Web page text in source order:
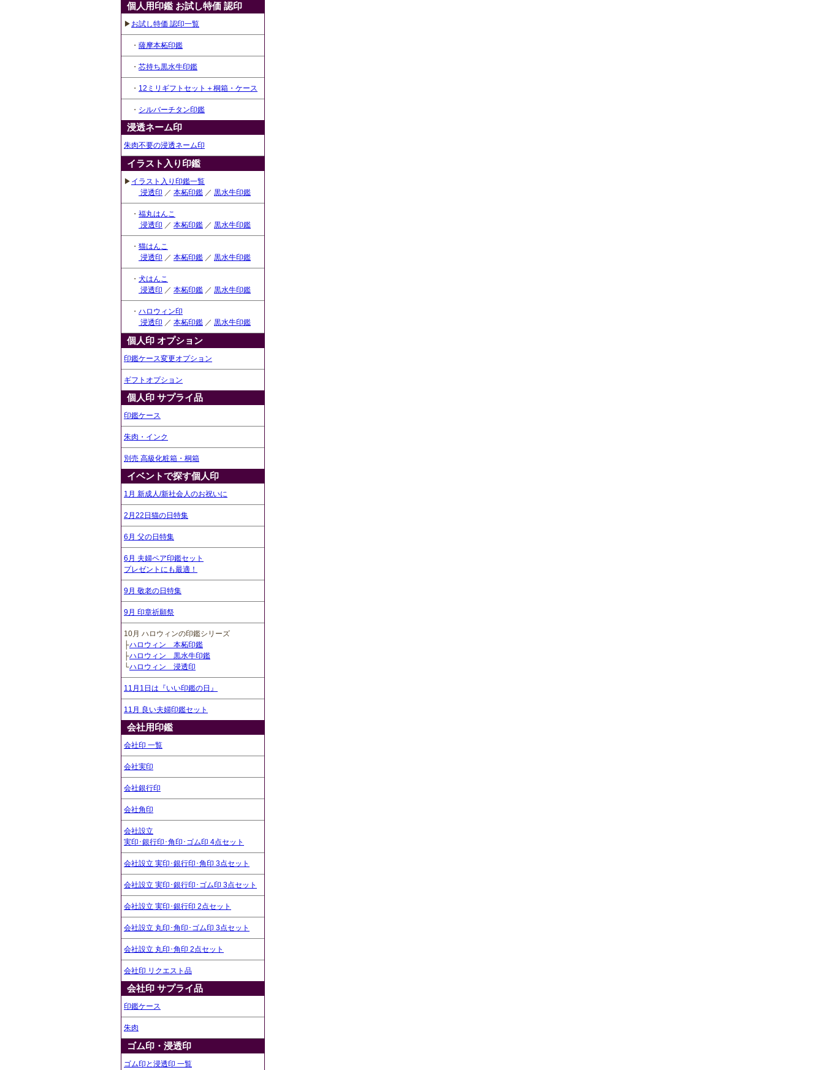
個人用印鑑 お試し特価 認印
▶ お試し特価 認印一覧
・ 薩摩本柘印鑑
・ 芯持ち黒水牛印鑑
・ 12ミリギフトセット＋桐箱・ケース
・ シルバーチタン印鑑
浸透ネーム印
朱肉不要の浸透ネーム印
イラスト入り印鑑
▶ イラスト入り印鑑一覧
浸透印 ／ 本柘印鑑 ／ 黒水牛印鑑
・ 福丸はんこ
浸透印 ／ 本柘印鑑 ／ 黒水牛印鑑
・ 猫はんこ
浸透印 ／ 本柘印鑑 ／ 黒水牛印鑑
・ 犬はんこ
浸透印 ／ 本柘印鑑 ／ 黒水牛印鑑
・ ハロウィン印
浸透印 ／ 本柘印鑑 ／ 黒水牛印鑑
個人印 オプション
印鑑ケース変更オプション
ギフトオプション
個人印 サプライ品
印鑑ケース
朱肉・インク
別売 高級化粧箱・桐箱
イベントで探す個人印
1月 新成人/新社会人のお祝いに
2月22日猫の日特集
6月 父の日特集
6月 夫婦ペア印鑑セット
プレゼントにも最適！
9月 敬老の日特集
9月 印章祈願祭
10月 ハロウィンの印鑑シリーズ
├ハロウィン 本柘印鑑
├ハロウィン 黒水牛印鑑
└ハロウィン 浸透印
11月1日は『いい印鑑の日』
11月 良い夫婦印鑑セット
会社用印鑑
会社印 一覧
会社実印
会社銀行印
会社角印
会社設立
実印･銀行印･角印･ゴム印 4点セット
会社設立 実印･銀行印･角印 3点セット
会社設立 実印･銀行印･ゴム印 3点セット
会社設立 実印･銀行印 2点セット
会社設立 丸印･角印･ゴム印 3点セット
会社設立 丸印･角印 2点セット
会社印 リクエスト品
会社印 サプライ品
印鑑ケース
朱肉
ゴム印・浸透印
ゴム印と浸透印 一覧